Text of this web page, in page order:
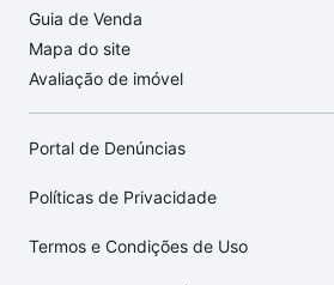
Guia de Venda
Mapa do site
Avaliação de imóvel
Portal de Denúncias
Políticas de Privacidade
Termos e Condições de Uso